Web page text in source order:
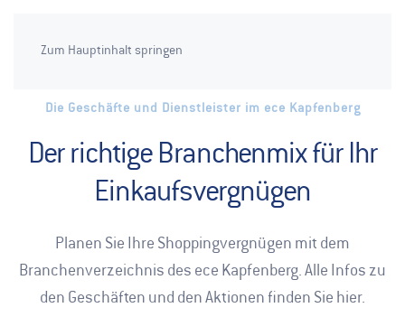
Zum Hauptinhalt springen
Die Geschäfte und Dienstleister im ece Kapfenberg
Der richtige Branchenmix für Ihr
Einkaufsvergnügen
Planen Sie Ihre Shoppingvergnügen mit dem
Branchenverzeichnis des ece Kapfenberg. Alle Infos zu
den Geschäften und den Aktionen finden Sie hier.